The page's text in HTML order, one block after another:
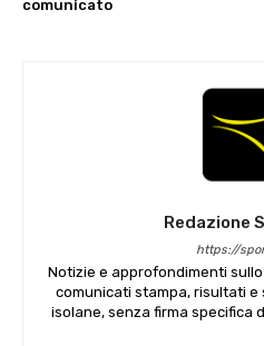
comunicato
Redazione
https://
Notizie e approfondimenti
comunicati stampa, risultati
isolane, senza firma specifica